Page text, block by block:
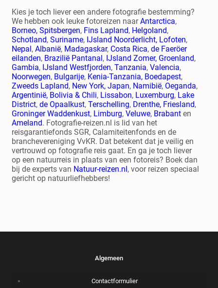
Kies je toch liever een andere fotografie bestemming?
We hebben ook leuke fotoreizen naarAntarctica,
Borneo, Spitsbergen, Fins Lapland, Helgoland,
Schotland,Suriname, IJsland Noorderlicht, Lofoten,
Nepal,Albanië, Madagaskar, Costa Rica,de Faeröer
eilanden, Brazilië Pantanal, IJsland Zomer, Groenland,
Gambia, IJsland Westfjorden,Tanzania,Valencia,
Noorwegen, Bulgarije, Kenia-Tanzania, Boedapest,
Zweeds Lapland, New York,Japan, Namibië, Oeganda,
Argentinië, Bolivia & Chili, Lissabon, Luxemburg, Lake
District,de Opaalkust,Terschelling, Drenthe, Friesland,
Groninger Waddenkust, Limburg,Veluwe, Brabant en
Ameland. Fotografie-reizen.nl is lid van het
reisgarantiefonds SGR, Calamiteitenfonds en de
branchevereniging VvKR. Dat betekent dat je veilig en
vertrouwd op fotografie reis gaat. En ga je toch liever
op een natuurreis in plaats van een fotoreis? Boek dan
bij de experts van Natuur-reizen.nl, voor reizen speciaal
gericht op natuurliefhebbers!
Algemeen
Contactformulier